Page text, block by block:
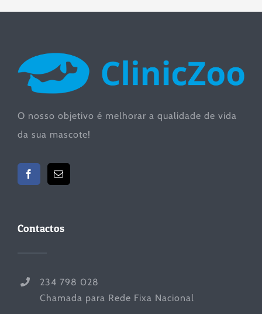
O nosso objetivo é melhorar a qualidade de vida
da sua mascote!
Contactos
234 798 028
Chamada para Rede Fixa Nacional